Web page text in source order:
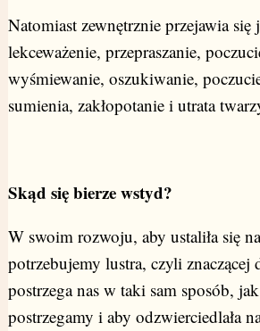
Natomiast zewnętrznie przejawia się
lekceważenie, przepraszanie,
wyśmiewanie, oszukiwanie,
sumienia, zakłopotanie i utrata
Skąd się bierze wstyd?
W swoim rozwoju, aby ustaliła się
potrzebujemy lustra, czyli znaczącej
postrzega nas w taki sam sposób,
postrzegamy i aby odzwierciedlała